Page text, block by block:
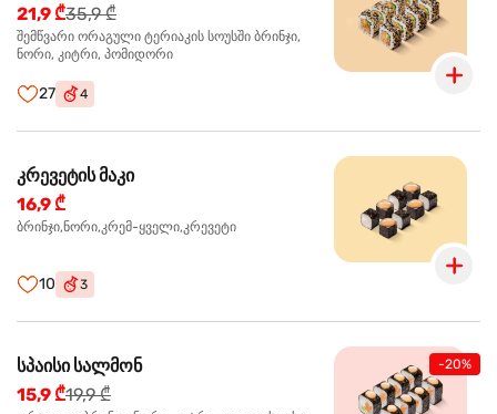
21,9 ₾35,9 ₾
შემწვარი ორაგული ტერიაკის სოუსში ბრინჯი,
ნორი, კიტრი, პომიდორი
27 4
კრევეტის მაკი
16,9 ₾
ბრინჯი,ნორი,კრემ-ყველი,კრევეტი
10 3
-20%
სპაისი სალმონ
15,9 ₾19,9 ₾